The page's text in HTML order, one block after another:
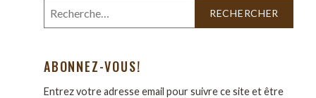
ABONNEZ-VOUS!
Entrez votre adresse email pour suivre ce site et être